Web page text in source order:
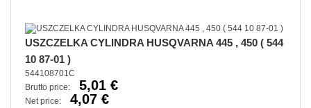
USZCZELKA CYLINDRA HUSQVARNA 445 , 450 ( 544
10 87-01 )
544108701C
Brutto price:
5,01 €
Net price: 4,07 €